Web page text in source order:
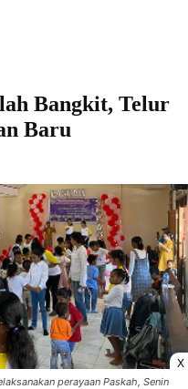
Bangkit, Telur
Baru
X
perayaan Paskah, Senin